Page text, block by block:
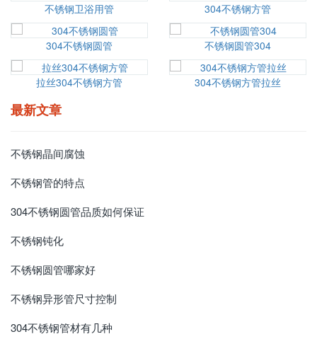
不锈钢卫浴用管 304不锈钢方管
304不锈钢圆管 不锈钢圆管304
拉丝304不锈钢方管 304不锈钢方管拉丝
最新文章
不锈钢晶间腐蚀
不锈钢管的特点
304不锈钢圆管品质如何保证
不锈钢钝化
不锈钢圆管哪家好
不锈钢异形管尺寸控制
304不锈钢管材有几种